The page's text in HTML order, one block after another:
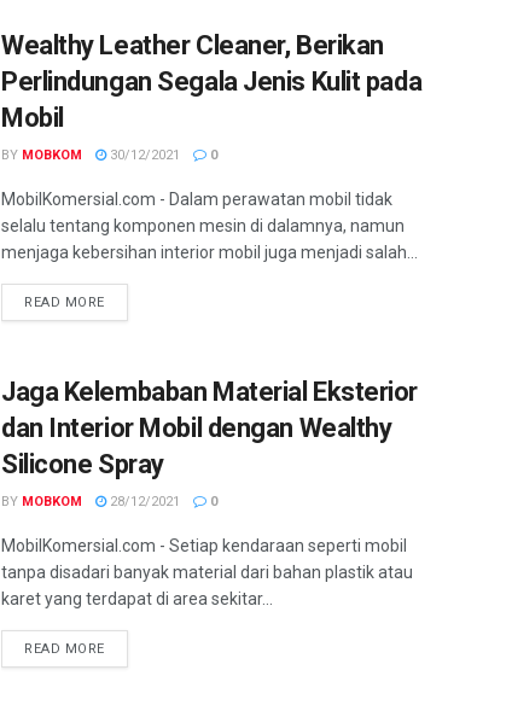
Wealthy Leather Cleaner, Berikan
Perlindungan Segala Jenis Kulit pada
Mobil
BY MOBKOM 30/12/2021 0
MobilKomersial.com - Dalam perawatan mobil tidak
selalu tentang komponen mesin di dalamnya, namun
menjaga kebersihan interior mobil juga menjadi salah...
READ MORE
Jaga Kelembaban Material Eksterior
dan Interior Mobil dengan Wealthy
Silicone Spray
BY MOBKOM 28/12/2021 0
MobilKomersial.com - Setiap kendaraan seperti mobil
tanpa disadari banyak material dari bahan plastik atau
karet yang terdapat di area sekitar...
READ MORE